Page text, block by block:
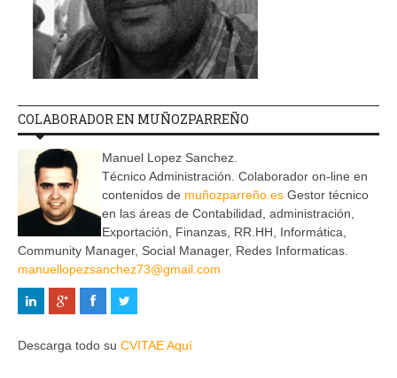
COLABORADOR EN MUÑOZPARREÑO
Manuel Lopez Sanchez.
Técnico Administración. Colaborador on-line en
contenidos de muñozparreño.es Gestor técnico
en las áreas de Contabilidad, administración,
Exportación, Finanzas, RR.HH, Informática,
Community Manager, Social Manager, Redes Informaticas.
manuellopezsanchez73@gmail.com
Descarga todo su CVITAE Aquí